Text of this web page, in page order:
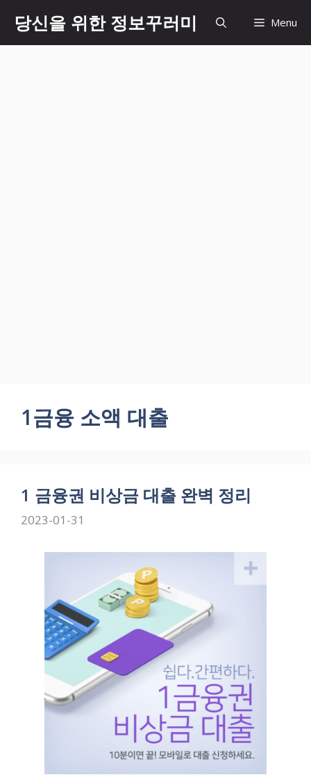
content
당신을 위한 정보꾸러미 Menu
1금융 소액 대출
1 금융권 비상금 대출 완벽 정리
2023-01-31